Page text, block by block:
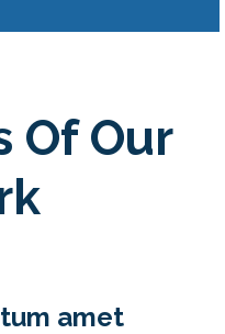
Of Our
amet